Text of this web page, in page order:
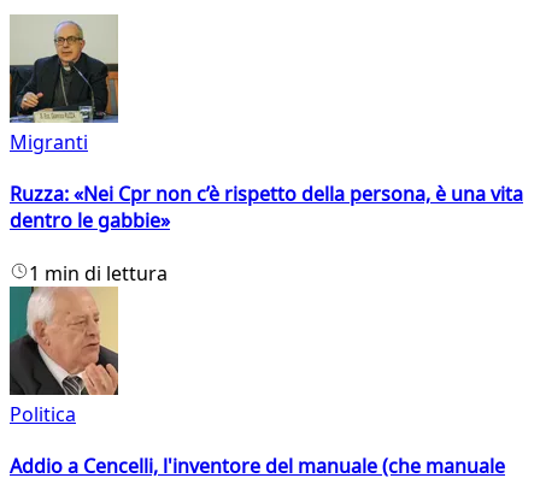
Migranti
Ruzza: «Nei Cpr non c’è rispetto della persona, è una vita
dentro le gabbie»
1 min di lettura
Politica
Addio a Cencelli, l'inventore del manuale (che manuale